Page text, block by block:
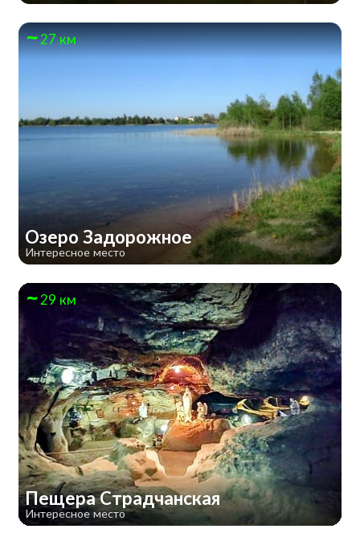
27 км
Озеро Задорожное
Интересное место
29 км
Пещера Страдчанская
Интересное место